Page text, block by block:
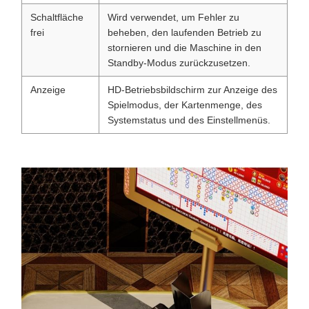
Schaltfläche
frei
Wird verwendet, um Fehler zu
beheben, den laufenden Betrieb zu
stornieren und die Maschine in den
Standby-Modus zurückzusetzen.
Anzeige
HD-Betriebsbildschirm zur Anzeige des
Spielmodus, der Kartenmenge, des
Systemstatus und des Einstellmenüs.